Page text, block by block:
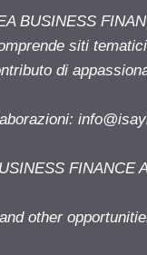
BUSINESS
siti
di
FINANCE
other